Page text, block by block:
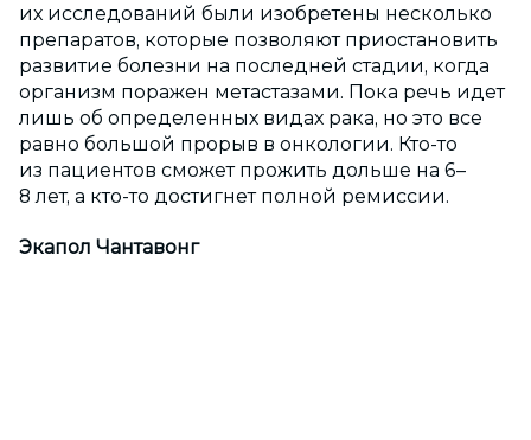
их исследований были изобретены несколько
препаратов, которые позволяют приостановить
развитие болезни на последней стадии, когда
организм поражен метастазами. Пока речь идет
лишь об определенных видах рака, но это все
равно большой прорыв в онкологии. Кто-то
из пациентов сможет прожить дольше на 6–
8 лет, а кто-то достигнет полной ремиссии.
Экапол Чантавонг